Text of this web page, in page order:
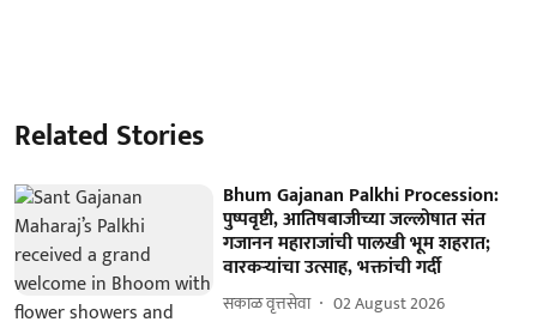
Related Stories
Bhum Gajanan Palkhi Procession:
पुष्पवृष्टी, आतिषबाजीच्या जल्लोषात संत
गजानन महाराजांची पालखी भूम शहरात;
वारकऱ्यांचा उत्साह, भक्तांची गर्दी
सकाळ वृत्तसेवा 02 August 2026